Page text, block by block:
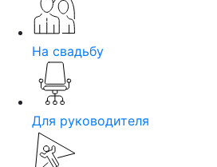
На свадьбу
Для руководителя